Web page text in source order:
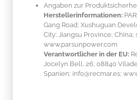
Angaben zur
Herstellerinformationen:
Gang Road; Xushuguan
City; Jiangsu Province; China;
www.parsunpower.com
Verantwortlicher in der EU:
Jocelyn Bell, 26; 08840
Spanien; info@recmar.es;